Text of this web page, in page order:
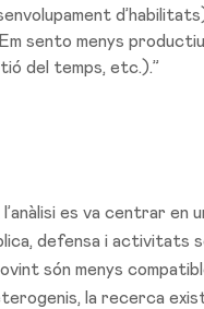
sento menys
del temps, etc.).”
es va centrar en
defensa i activitats
són menys
la recerca